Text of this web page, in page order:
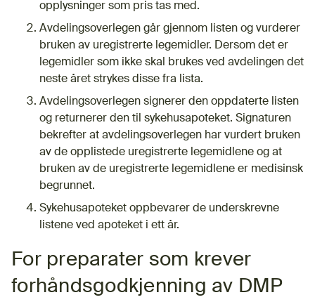
opplysninger som pris tas med.
Avdelingsoverlegen går gjennom listen og vurderer
bruken av uregistrerte legemidler. Dersom det er
legemidler som ikke skal brukes ved avdelingen det
neste året strykes disse fra lista.
Avdelingsoverlegen signerer den oppdaterte listen
og returnerer den til sykehusapoteket. Signaturen
bekrefter at avdelingsoverlegen har vurdert bruken
av de opplistede uregistrerte legemidlene og at
bruken av de uregistrerte legemidlene er medisinsk
begrunnet.
Sykehusapoteket oppbevarer de underskrevne
listene ved apoteket i ett år.
For preparater som krever
forhåndsgodkjenning av DMP